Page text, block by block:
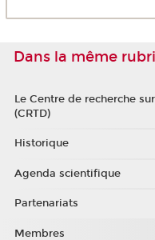
Dans la même
Le Centre de recherche
(CRTD)
Historique
Agenda scientifique
Partenariats
Membres